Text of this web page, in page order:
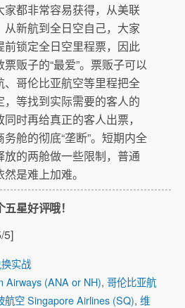
家都非常容易获得，从美联
新航到全日空自己，大家
前锁定全日空里程票，因此
贩子的“最爱”。票贩子可以
、哥伦比亚航空等里程把全
，等找到实际需要的客人的
时再给真正的客人出票，
舱的彻底“垄断”。短期内全
放的两舱做一些限制，普通
是难上加难。
星好评哦！
/5]
实战
Airways (ANA or NH), 哥伦比亚航
航空 Singapore Airlines (SQ), 维